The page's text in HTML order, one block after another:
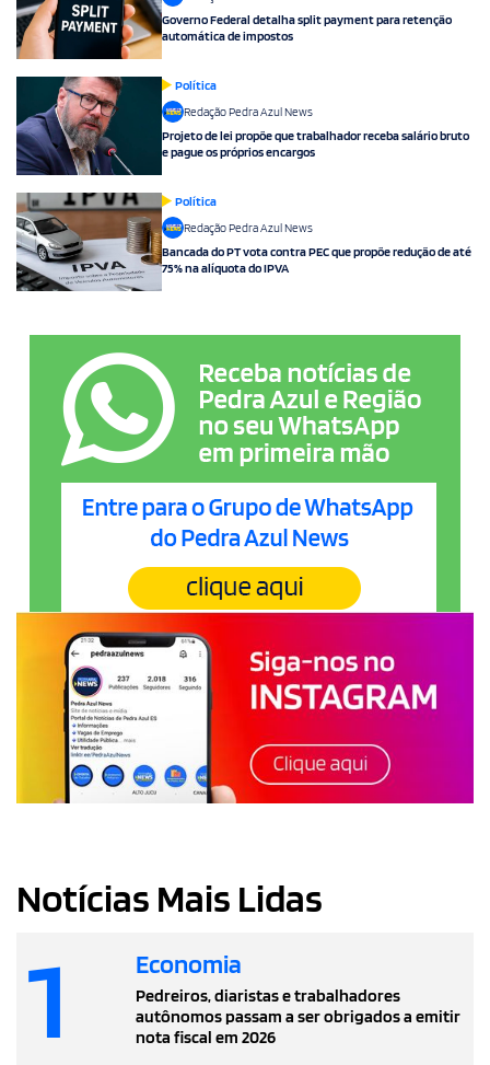
Governo Federal detalha split payment para retenção
automática de impostos
Política
Redação Pedra Azul News
Projeto de lei propõe que trabalhador receba salário bruto
e pague os próprios encargos
Política
Redação Pedra Azul News
Bancada do PT vota contra PEC que propõe redução de até
75% na alíquota do IPVA
Notícias Mais Lidas
1 Economia
Pedreiros, diaristas e trabalhadores
autônomos passam a ser obrigados a emitir
nota fiscal em 2026